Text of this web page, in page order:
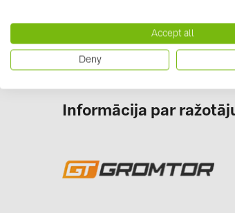
Informācija par
Accept all
Deny